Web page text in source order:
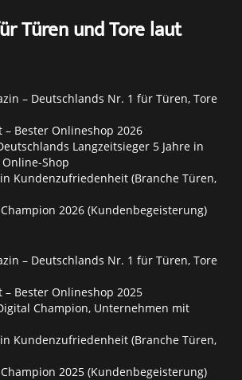
Türen und Tore laut
– Deutschlands Nr. 1 für Türen, Tore
– Bester Onlineshop 2026
Langzeitsieger 5 Jahre in
Shop
in Kundenzufriedenheit (Branche Türen,
Champion 2026 (Kundenbegeisterung)
– Deutschlands Nr. 1 für Türen, Tore
– Bester Onlineshop 2025
Champion, Unternehmen mit
in Kundenzufriedenheit (Branche Türen,
Champion 2025 (Kundenbegeisterung)